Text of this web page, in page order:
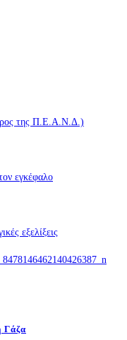
της Π.Ε.Α.Ν.Δ.)
εγκέφαλο
εξελίξεις
Γάζα